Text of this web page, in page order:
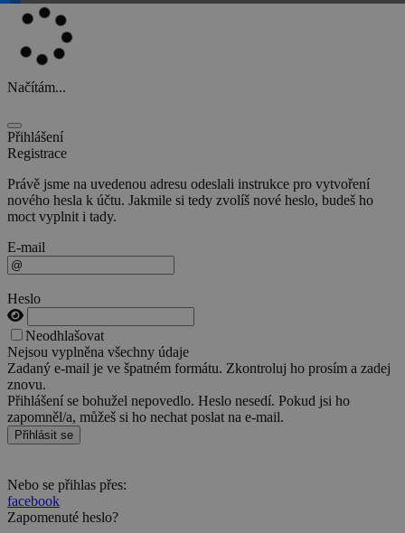
Načítám...
Přihlášení
Registrace
Právě jsme na uvedenou adresu odeslali instrukce pro vytvoření
nového hesla k účtu. Jakmile si tedy zvolíš nové heslo, budeš ho
moct vyplnit i tady.
E-mail
Heslo
Neodhlašovat
Nejsou vyplněna všechny údaje
Zadaný e-mail je ve špatném formátu. Zkontroluj ho prosím a zadej
znovu.
Přihlášení se bohužel nepovedlo. Heslo nesedí. Pokud jsi ho
zapomněl/a, můžeš si ho nechat poslat na e-mail.
Přihlásit se
Nebo se přihlas přes:
facebook
Zapomenuté heslo?